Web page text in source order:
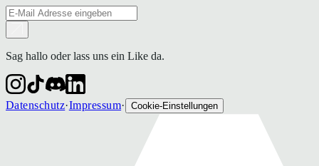
Sag hallo oder lass uns ein Like da.
Datenschutz·Impressum· Cookie-Einstellungen